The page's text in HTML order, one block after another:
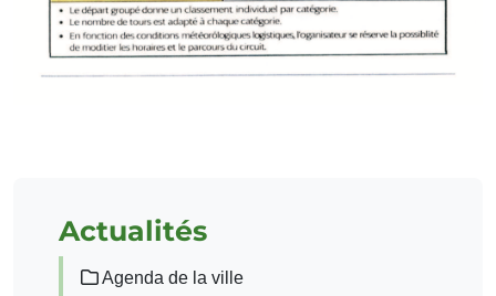
Actualités
Agenda de la ville